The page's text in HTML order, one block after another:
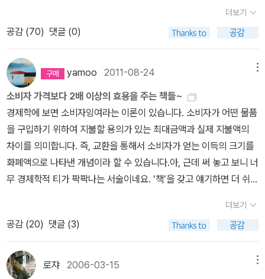
릉도)’와 ‘송도(독도)’의 점유권을 일본의 도쿠가와 막부가 가졌던 것
처럼 보일지 모르지만, 그 내용을 보면 도리어 ‘죽도’와 ‘송도’가 조선
‘도해 면허’는 ‘외국’에 건너갈 때 허가해 주는 ‘면허장’이었기 때문이
다. 그러므로 일본측 주장의 근거는 우리 영토임을 더욱 확실히 해주
는 사료에 불과할 뿐인 것이다. 이 밖에도 도쿠가와 막부의 관백이 대
마도 도주에게 한 명령을 기록한 사료, 일본 실학파의 최고 학자인 하
야시 시헤이가 그린 지도에서 독도가 조선의 색깔로 채색하고 ‘조선
의 것’이라고 쓴 것, 기타 일본 고지도에서도 독도가 ‘조선영토’라고
표시된 점은 일본인들도 독도가 조선의 영토임을 인정하고 있는 사료
들이다. 1905년 러․일 전쟁으로 일본이 러시아 함대의 동태를 감시
이 추진되었다. 그런 과정에서 가치 없는 바위섬으로 간주되던 독도
가 군사상 중요한 섬으로 간주되어 일본의 독도침탈이 가속되었다.
일본은 독도를 ‘무주지 선점론’ 을 내세워 독도의 영토편입을 시도했
다. 엄연히 한국의 영토임이 밝혀진 ‘유주지 독도’를 편입하려 한 것이
다. 만약 ‘무주지’라고 할지라도 ‘무주지’를 영토편입하려 할 때 주변
1948년 8월 15일 정부 수립과 동시에 미군정으로부터 한반도와 독
도 영유는 연합국으로부터 1946년 1월 29일 국제법상 합법적으로
재확인 된 것이었으며, 1948년 8월 15일부터 동시에 실효적 지배를
하게 된 것이었다. 이 책은 독도가 한국 영토임을 명시한 이후에 일
본의 야욕을 소개하며 그에 대해 조목조목 반박하며 내용을 이끌어
나갔다. 이런 방식으로 인해 머리 속에 더욱 쉽게 내용이 박혀 나간 것
을 이 책의 장점으로 꼽을 수 있다. 이 책에서 한가지 아쉬웠던 점은
'팔은 안으로 굽는다'고 편파적인 입장에서 글을 쓴 것이다. 책을 읽다
보면 감정적으로 쓰여진 부분들을 볼 수 있고 논지전개도 우리나라의
입장에서만 전개했다. 나중에 시간을 내어 일본측 입장에서 쓰여진
독도 이야기를 읽고 위 책의 내용과 비교해보면 독도논쟁에 관해 더
장한 살림문고를 모두 완독하지는 않았지만 한 70% 정도는 완독했
다. 대개가 옹골찬 책들이었지만 역시 함량 미달인 책도 속해 있었다.
저, 최악의 책은 <고객을 사로잡는 디자인 혁신>이다. 저자인 신언모
는 삼성에서 매우 많은 뒷돈을 받아 챙긴 모양이다. 제목과 달리 이 책
은 삼성 제품 예찬론으로 점철되어 있다. 이 사람은 교수 중에서도 원
로 교수급에 속하는 모양인데, 내가 보기에 이 교수는 디자인의 본질
을 전혀 모르는 것 같다. 제품의 외형적 이미지가 디자인의 모든 것이
라고 생각하는 사람이기에. 읽으면서 '지랄같다'는 생각을 수십 번 되
네였다. <흡결귀가 지배하는 세상, 대학>을 읽고 보니, 퀄러티가 떨
어지는 책을 내놓는 교수들은 거의가 실력없는 놈팽이쯤 되는 것 같
은 대개 신 모교수처럼 한심한 책을 줄기차게 내도 비판하는 사람들
이 없으니 안주하는 모양이다. 살림문고 최악의 책은 바로 신언모의
책이다. 두 번째 책은 <이란의 역사>다. 이 책 저자도 교수다. 유흥
태란 사람인데, 역사서가 참으로 '창세기'초반부같다. 누가 누굴낳고,
또 누가 누굴낳고...하면서 끝임없이 이어지는, 뭐 그런 내용. 이전 페
재미>(문학과지성사, 2006)과 <그늘의 발달>(문학과지성사, 200
8)에 이어지는 시집이다. 같은 서정시 계열로 분류되는 장석남 시인
의 <고요는 도망가지 말아라>(문학동네, 2012), 그리고 김선우 시인
의 신작 <나의 무한한 혁명에게>(창비, 2012) 등이 같이 읽어볼 만
한 시집이다. 영문학계의 화제작들도 4월의 독서목록에 올려놓음
직하다. 영국작가 줄리언 반스의 <예감은 틀리지 않는다>(다산책방,
2012)와 작년에 퓰리처상을 수상한 제니퍼 이건의 <킵>(문학동네,
2011), <깡패단의 방문>(문학동네, 2012) 등이 그 목록에 들어가는
책들이다. 2. 역사 김기덕 교수가 추천한 책은 마하엘라 비저의 <역
사 속에 사라진 직업들>(지식채널, 2012)이다. '이동변소꾼, 개미번
데기수집상, 고래수염처리공, 소변세탁부, 커피냄새탐지원, 촛불관리
인…. 알쏭달쏭 낯선 이 이름들은 지금은 존재하지 않지만 과거 인류
가 생계를 이어나가는 수단이었다. 이 책은 우리가 몰랐던 역사 속 뜻
진 직업들'을 통해서 읽는 유럽 문화사이다. 같은 컨셉의 책으로 자연
스레 떠올리게 되는 건 이승원의 <사라진 직업의 역사>(자음과모음,
더보기
공감 (70) 댓글 (0)
yamoo 2011-08-24
소비자 가격보다 2배 이상의 효용을 주는 책들~
경제학에 보면 소비자잉여라는 이론이 있습니다. 소비자가 어떤 물품
을 구입하기 위하여 지불할 용의가 있는 최대금액과 실제 지불액의
차이를 의미합니다. 즉, 교환을 통해서 소비자가 얻는 이득의 크기를
화폐액으로 나타낸 개념이라 할 수 있습니다.아, 근데 써 놓고 보니 너
무 경제학적 티가 팍팍나는 서술이네요. ‘책’을 갖고 얘기하면 더 쉬울
불할 의사가 있는 사람들이라는 것이 이 이론이 말하고자 하는 바입
니다.예컨대 책의 정가가 10,000원 이라면 그 책 값을 10,000원이
라고 생각하는 사람은 구입하지 않고, 적어도 그 책 값이 10001원이
라고 생각하는 사람들만이 10000원 짜리 책을 구입하겠죠. 1원이라
더보기
공감 (20) 댓글 (3)
로쟈 2006-03-15